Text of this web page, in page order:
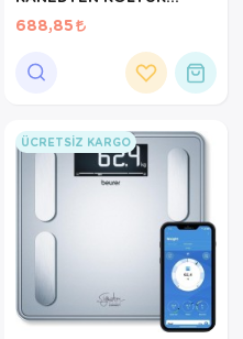
DEĞNEĞİ 1 ADET
KATLANIR ÖZELLİKTE
688,85
ÜCRETSIZ KARGO